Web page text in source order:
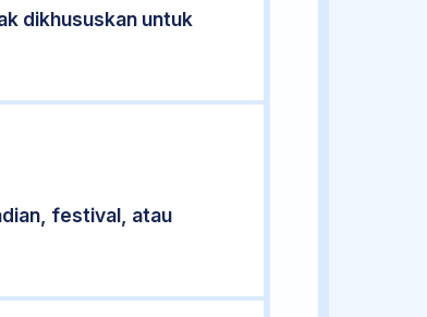
dikhususkan untuk
festival, atau